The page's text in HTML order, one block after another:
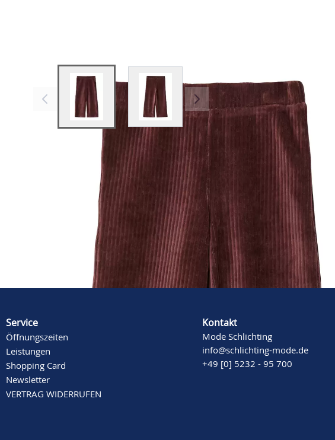
View larger image View larger image
Beschreibung
Mehr Informationen
Service
Öffnungszeiten
Leistungen
Shopping Card
Newsletter
VERTRAG WIDERRUFEN
Kontakt
Mode Schlichting
info@schlichting-mode.de
+49 [0] 5232 - 95 700